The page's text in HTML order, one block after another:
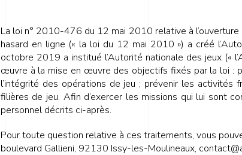
La loi n° 2010-476 du 12 mai 2010 relative à
hasard en ligne (« la loi du 12 mai 2010 ») a créé
octobre 2019 a institué l’Autorité nationale des jeux («
œuvre à la mise en œuvre des objectifs fixés par la loi :
l’intégrité des opérations de jeu ; prévenir les activités
filières de jeu. Afin d’exercer les missions qui lui sont
personnel décrits ci-après.
Pour toute question relative à ces traitements, vous
boulevard Gallieni, 92130 Issy-les-Moulineaux,